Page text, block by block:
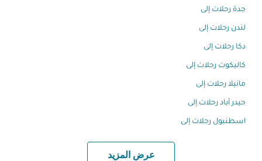
جدة رحلات إلى
لندن رحلات إلى
دكا رحلات إلى
كاليكوت رحلات إلى
مانيلا رحلات إلى
حيدر أباد رحلات إلى
اسطنبول رحلات إلى
عرض المزيد